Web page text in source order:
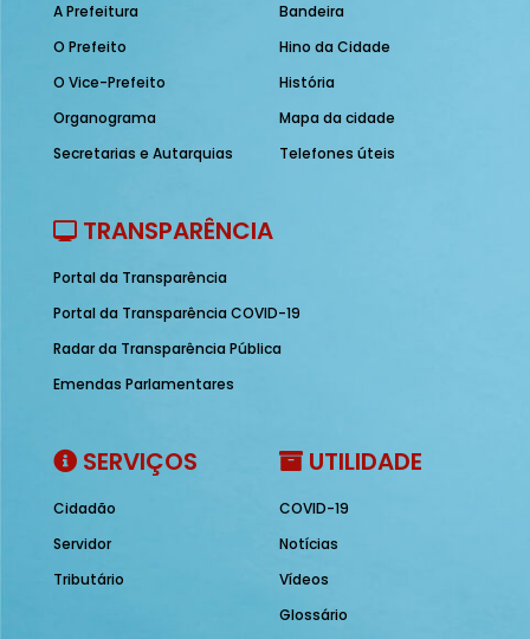
A Prefeitura
O Prefeito
O Vice-Prefeito
Organograma
Secretarias e Autarquias
Bandeira
Hino da Cidade
História
Mapa da cidade
Telefones úteis
TRANSPARÊNCIA
Portal da Transparência
Portal da Transparência COVID-19
Radar da Transparência Pública
Emendas Parlamentares
SERVIÇOS
Cidadão
Servidor
Tributário
UTILIDADE
COVID-19
Notícias
Vídeos
Glossário